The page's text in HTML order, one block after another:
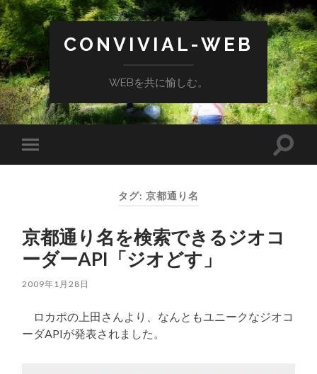
CONVIVIAL-WEB
WEBを共に愉しむ。
モ
バ
ー
を
切
り
替
え
検
タグ: 京都通り名
京都通り名を検索できるジオコ
ーダーAPI「ジオどす」
2009年1月28日
ロカポの上田さんより、なんともユニークなジオコ
ーダAPIが発表されました。